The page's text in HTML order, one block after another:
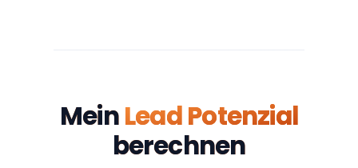
MeinLead Potenzial
berechnen